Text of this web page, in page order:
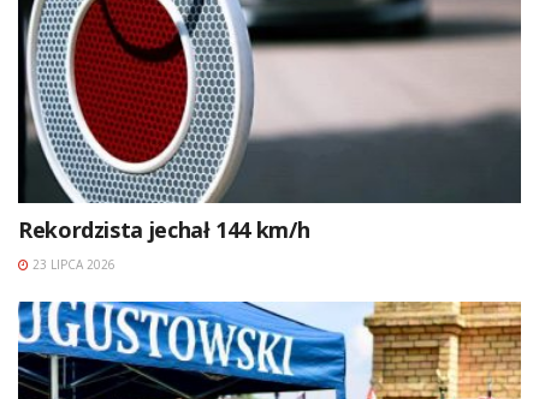
Rekordzista jechał 144 km/h
23 LIPCA 2026